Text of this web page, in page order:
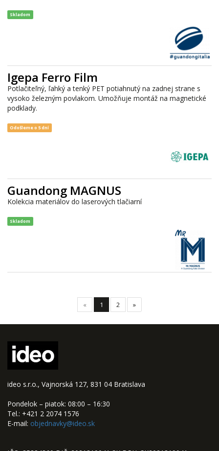
Skladom
Igepa Ferro Film
Potlačiteľný, ľahký a tenký PET potiahnutý na zadnej strane s
vysoko železným povlakom. Umožňuje montáž na magnetické
podklady.
Odošleme o 5 dní
Guandong MAGNUS
Kolekcia materiálov do laserových tlačiarní
Skladom
« 1 2 »
ideo s.r.o., Vajnorská 127, 831 04 Bratislava
Pondelok – piatok: 08:00 – 16:30
Tel.: +421 2 2074 1576
E-mail: objednavky@ideo.sk